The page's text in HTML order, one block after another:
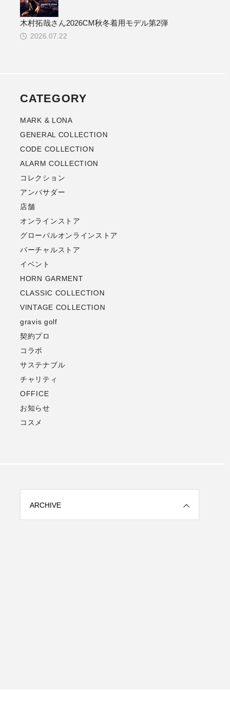
2026.07.22
木村拓哉さん2026CM秋冬着用モデル第2弾
CATEGORY
MARK & LONA
GENERAL COLLECTION
CODE COLLECTION
ALARM COLLECTION
コレクション
アンバサダー
店舗
オンラインストア
グローバルオンラインストア
バーチャルストア
イベント
HORN GARMENT
CLASSIC COLLECTION
VINTAGE COLLECTION
gravis golf
契約プロ
コラボ
サステナブル
チャリティ
OFFICE
お知らせ
コスメ
ARCHIVE